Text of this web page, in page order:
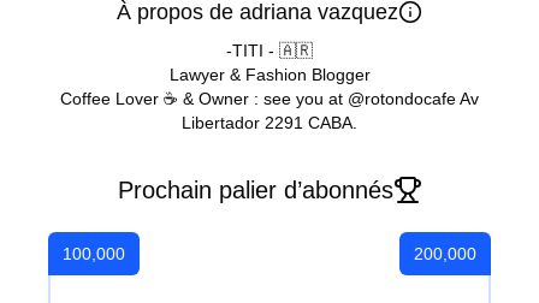
À propos de adriana vazquez
-TITI - 🇦🇷
Lawyer & Fashion Blogger
Coffee Lover ☕️ & Owner : see you at @rotondocafe Av
Libertador 2291 CABA.
Prochain palier d’abonnés
100,000 200,000